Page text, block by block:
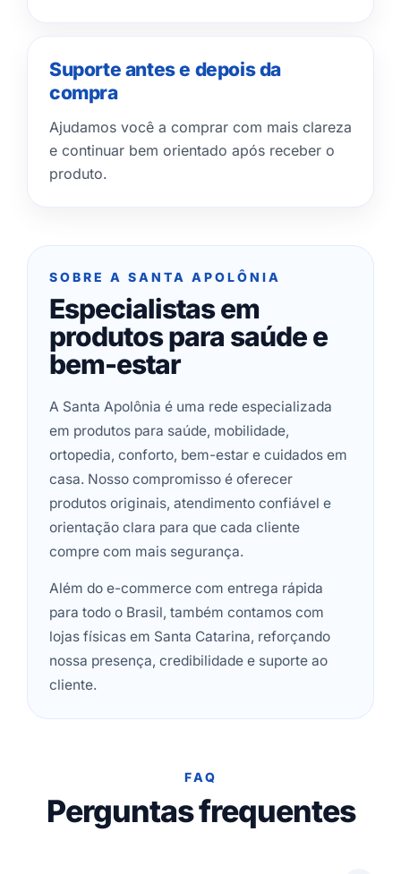
Suporte antes e depois da
compra
Ajudamos você a comprar com mais clareza
e continuar bem orientado após receber o
produto.
SOBRE A SANTA APOLÔNIA
Especialistas em
produtos para saúde e
bem-estar
A Santa Apolônia é uma rede especializada
em produtos para saúde, mobilidade,
ortopedia, conforto, bem-estar e cuidados em
casa. Nosso compromisso é oferecer
produtos originais, atendimento confiável e
orientação clara para que cada cliente
compre com mais segurança.
Além do e-commerce com entrega rápida
para todo o Brasil, também contamos com
lojas físicas em Santa Catarina, reforçando
nossa presença, credibilidade e suporte ao
cliente.
FAQ
Perguntas frequentes